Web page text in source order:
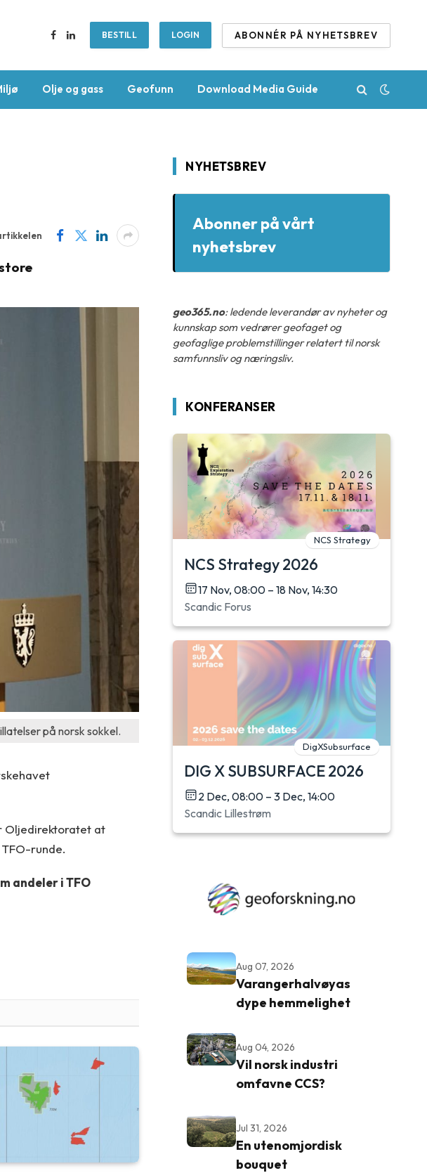
Facebook
LinkedInBESTILL LOGIN ABONNÉR PÅ NYHETSBREV
Olje og gass Geofunn Download Media Guide
på norsk sokkel.
Oljedirektoratet at
runde.
andeler i TFO
NYHETSBREV
Abonner på vårt
nyhetsbrev
geo365.no: ledende leverandør av nyheter og
kunnskap som vedrører geofaget og
geofaglige problemstillinger relatert til norsk
samfunnsliv og næringsliv.
KONFERANSER
NCS Strategy
NCS Strategy 2026
17 Nov, 08:00 – 18 Nov, 14:30
Scandic Forus
DigXSubsurface
DIG X SUBSURFACE 2026
2 Dec, 08:00 – 3 Dec, 14:00
Scandic Lillestrøm
Aug 07, 2026
Varangerhalvøyas
dype hemmelighet
Aug 04, 2026
Vil norsk industri
omfavne CCS?
Jul 31, 2026
En utenomjordisk
bouquet